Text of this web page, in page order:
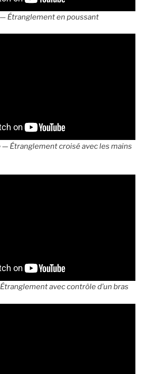
— Étranglement en poussant
— Étranglement croisé avec les mains
avec contrôle d’un bras